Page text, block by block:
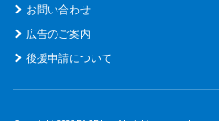
お問い合わせ
広告のご案内
後援申請について